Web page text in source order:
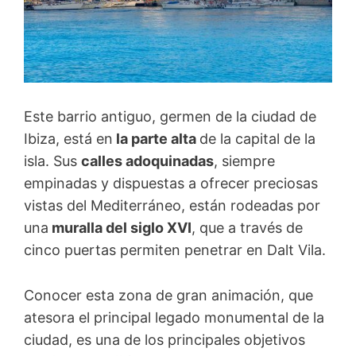
Este barrio antiguo, germen de la ciudad de
Ibiza, está en la parte alta de la capital de la
isla. Sus calles adoquinadas, siempre
empinadas y dispuestas a ofrecer preciosas
vistas del Mediterráneo, están rodeadas por
una muralla del siglo XVI, que a través de
cinco puertas permiten penetrar en Dalt Vila.
Conocer esta zona de gran animación, que
atesora el principal legado monumental de la
ciudad, es una de los principales objetivos